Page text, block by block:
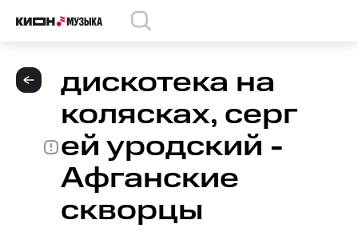
дискотека на
колясках, серг
ей уродский -
Афганские
скворцы